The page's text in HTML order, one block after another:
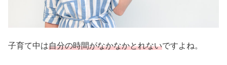
子育て中は自分の時間がなかなかとれないですよね。